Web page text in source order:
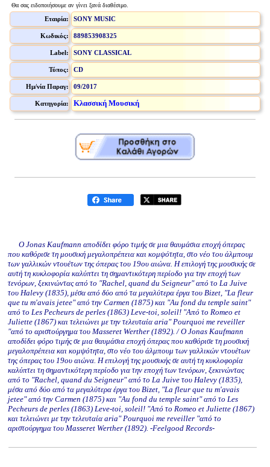
Θα σας ειδοποιήσουμε αν γίνει ξανά διαθέσιμο.
Εταιρία: SONY MUSIC
Κωδικός: 889853908325
Label: SONY CLASSICAL
Τύπος: CD
Ημ/νία Παραγ: 09/2017
Κατηγορία: Κλασσική Μουσική
Ο Jonas Kaufmann αποδίδει φόρο τιμής σε μια θαυμάσια εποχή όπερας
που καθόρισε τη μουσική μεγαλοπρέπεια και κομψότητα, στο νέο του άλμπουμ
των γαλλικών ντουέτων της όπερας του 19ου αιώνα. Η επιλογή της μουσικής σε
αυτή τη κυκλοφορία καλύπτει τη σημαντικότερη περίοδο για την εποχή των
τενόρων, ξεκινώντας από το "Rachel, quand du Seigneur" από το La Juive
του Halevy (1835), μέσα από δύο από τα μεγαλύτερα έργα του Bizet, "La fleur
que tu m'avais jetee" από την Carmen (1875) και "Au fond du temple saint"
από το Les Pecheurs de perles (1863) Leve-toi, soleil! "Από το Romeo et
Juliette (1867) και τελειώνει με την τελευταία aria" Pourquoi me reveiller
"από το αριστούργημα του Masseret Werther (1892). / Ο Jonas Kaufmann
αποδίδει φόρο τιμής σε μια θαυμάσια εποχή όπερας που καθόρισε τη μουσική
μεγαλοπρέπεια και κομψότητα, στο νέο του άλμπουμ των γαλλικών ντουέτων
της όπερας του 19ου αιώνα. Η επιλογή της μουσικής σε αυτή τη κυκλοφορία
καλύπτει τη σημαντικότερη περίοδο για την εποχή των τενόρων, ξεκινώντας
από το "Rachel, quand du Seigneur" από το La Juive του Halevy (1835),
μέσα από δύο από τα μεγαλύτερα έργα του Bizet, "La fleur que tu m'avais
jetee" από την Carmen (1875) και "Au fond du temple saint" από το Les
Pecheurs de perles (1863) Leve-toi, soleil! "Από το Romeo et Juliette (1867)
και τελειώνει με την τελευταία aria" Pourquoi me reveiller "από το
αριστούργημα του Masseret Werther (1892). -Feelgood Records-